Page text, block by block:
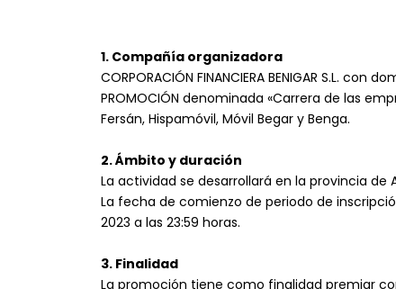
1. Compañía organizadora
CORPORACIÓN FINANCIERA BENIGAR S.L.
PROMOCIÓN denominada «Carrera de las
Fersán, Hispamóvil, Móvil Begar y Benga.
2. Ámbito y duración
La actividad se desarrollará en la provincia de
La fecha de comienzo de periodo de
2023 a las 23:59 horas.
3. Finalidad
La promoción tiene como finalidad premiar